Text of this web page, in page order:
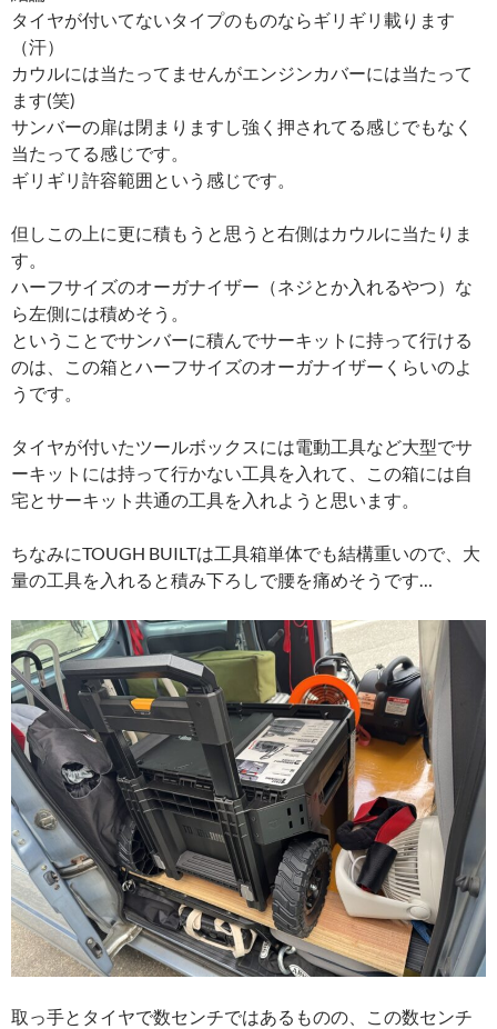
タイヤが付いてないタイプのものならギリギリ載ります
（汗）
カウルには当たってませんがエンジンカバーには当たって
ます(笑)
サンバーの扉は閉まりますし強く押されてる感じでもなく
当たってる感じです。
ギリギリ許容範囲という感じです。
但しこの上に更に積もうと思うと右側はカウルに当たりま
す。
ハーフサイズのオーガナイザー（ネジとか入れるやつ）な
ら左側には積めそう。
ということでサンバーに積んでサーキットに持って行ける
のは、この箱とハーフサイズのオーガナイザーくらいのよ
うです。
タイヤが付いたツールボックスには電動工具など大型でサ
ーキットには持って行かない工具を入れて、この箱には自
宅とサーキット共通の工具を入れようと思います。
ちなみにTOUGH BUILTは工具箱単体でも結構重いので、大
量の工具を入れると積み下ろしで腰を痛めそうです…
取っ手とタイヤで数センチではあるものの、この数センチ